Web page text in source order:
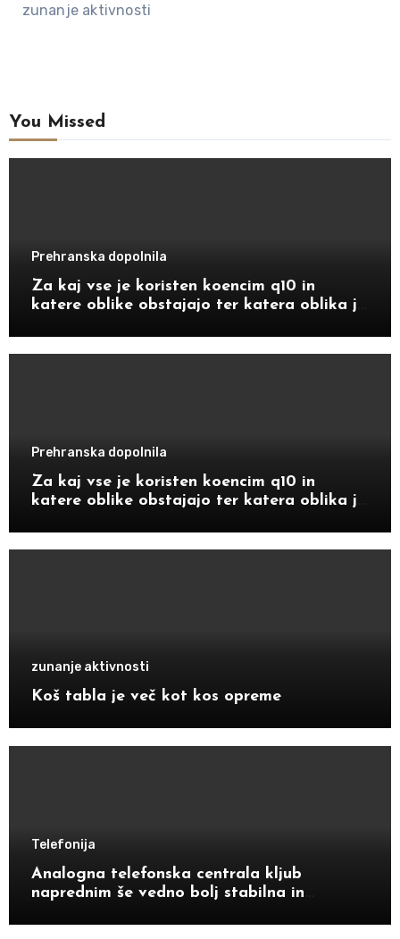
zunanje aktivnosti
You Missed
Prehranska dopolnila
Za kaj vse je koristen koencim q10 in
katere oblike obstajajo ter katera oblika je
Prehranska dopolnila
Za kaj vse je koristen koencim q10 in
katere oblike obstajajo ter katera oblika je
zunanje aktivnosti
Koš tabla je več kot kos opreme
Telefonija
Analogna telefonska centrala kljub
naprednim še vedno bolj stabilna in